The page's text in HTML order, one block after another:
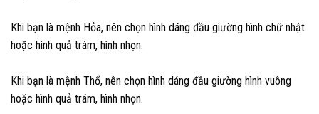
Khi bạn là mệnh Hỏa, nên chọn hình dáng đầu giường hình chữ nhật
hoặc hình quả trám, hình nhọn.
Khi bạn là mệnh Thổ, nên chọn hình dáng đầu giường hình vuông
hoặc hình quả trám, hình nhọn.